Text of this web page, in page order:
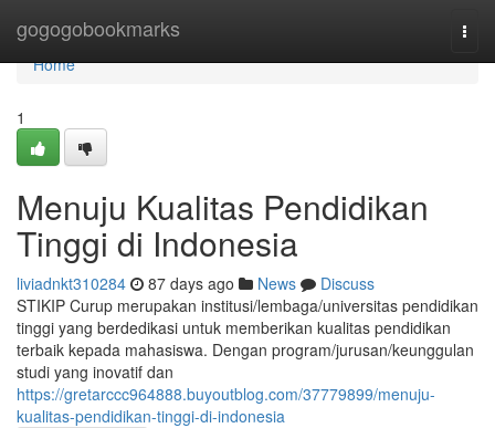
gogogobookmarks
Home
Home
1
Menuju Kualitas Pendidikan
Tinggi di Indonesia
liviadnkt310284 87 days ago News
Discuss
STIKIP Curup merupakan institusi/lembaga/universitas pendidikan
tinggi yang berdedikasi untuk memberikan kualitas pendidikan
terbaik kepada mahasiswa. Dengan program/jurusan/keunggulan
studi yang inovatif dan
https://gretarccc964888.buyoutblog.com/37779899/menuju-
kualitas-pendidikan-tinggi-di-indonesia